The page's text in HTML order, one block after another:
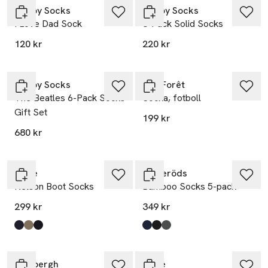
Happy Socks
I Love Dad Sock
120 kr
Happy Socks
3-Pack Solid Socks
220 kr
Happy Socks
The Beatles 6-Pack Socks
Gift Set
680 kr
BleuForêt
Socka, fotboll
199 kr
Falke
Nelson Boot Socks
299 kr
Produkten finns i färgerna:
Dark Navy
Nutmeg Mel
Black,
Resteröds
Bamboo Socks 5-pack
349 kr
Produkten finns i färgerna:
Navy,
Pitch Black
Grey Melange
Lindbergh
Falke